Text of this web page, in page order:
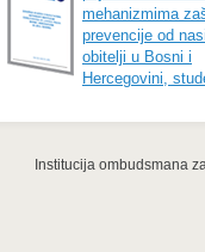
mehanizmima
prevencije od
obitelji u Bosni i
Hercegovini,
Institucija ombudsmana